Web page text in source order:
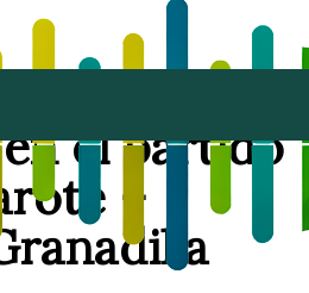
el partido
–